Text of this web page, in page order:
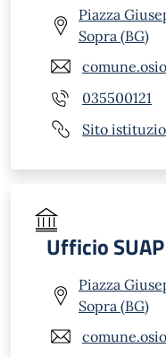
Piazza
Sopra (BG)
035500121
Sito
Ufficio SUAP
Piazza
Sopra (BG)